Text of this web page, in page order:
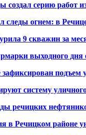
создал серию работ
следы огнем: в
9 скважин за
выходного дня
подъем
систему
речицких
в Речицком районе